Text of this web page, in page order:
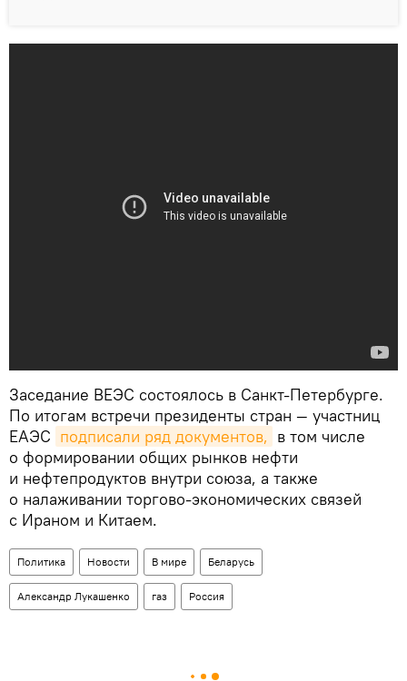
Заседание ВЕЭС состоялось в Санкт-Петербурге.
По итогам встречи президенты стран — участниц
ЕАЭС подписали ряд документов, в том числе
о формировании общих рынков нефти
и нефтепродуктов внутри союза, а также
о налаживании торгово-экономических связей
с Ираном и Китаем.
Политика Новости В мире Беларусь
Александр Лукашенко газ Россия